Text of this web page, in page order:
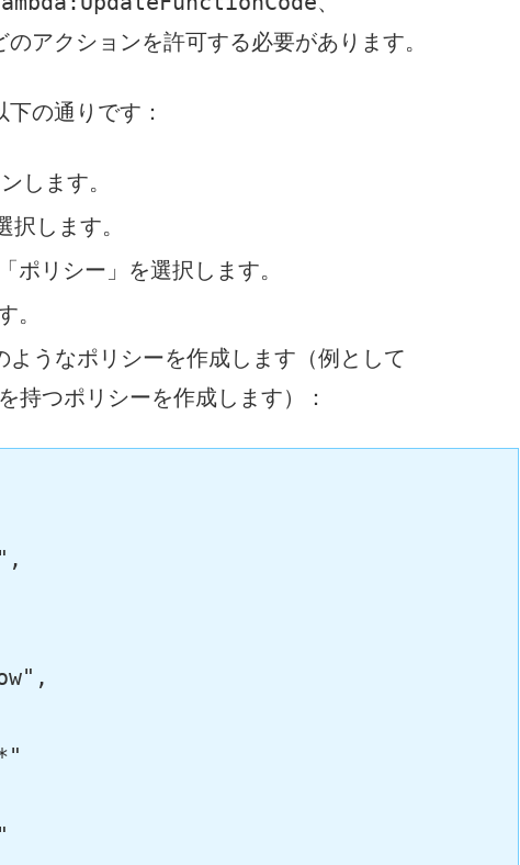
のアクションを許可する必要があります。
の通りです：
します。
します。
ポリシー」を選択します。
。
ようなポリシーを作成します（例として
持つポリシーを作成します）：
,
,